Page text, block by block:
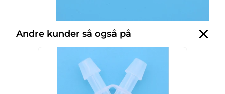
Andre kunder så også på